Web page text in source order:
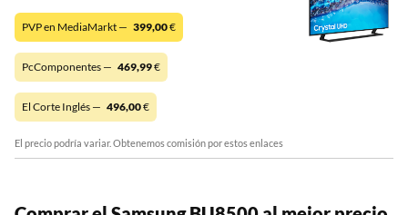
PVP en MediaMarkt — 399,00€
PcComponentes — 469,99€
El Corte Inglés — 496,00€
El precio podría variar. Obtenemos comisión por estos enlaces